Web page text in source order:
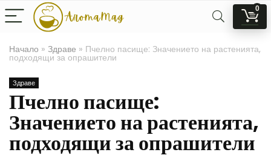
0
Начало » Здраве » Пчелно пасище: Значението на растенията,
подходящи за опрашители
Здраве
Пчелно пасище:
Значението на растенията,
подходящи за опрашители